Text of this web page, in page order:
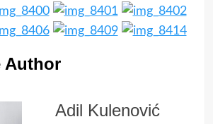
Author
Adil Kulenović